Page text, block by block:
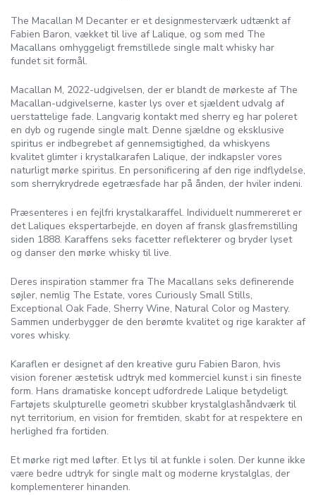
The Macallan M Decanter er et designmesterværk udtænkt af
Fabien Baron, vækket til live af Lalique, og som med The
Macallans omhyggeligt fremstillede single malt whisky har
fundet sit formål.
Macallan M, 2022-udgivelsen, der er blandt de mørkeste af The
Macallan-udgivelserne, kaster lys over et sjældent udvalg af
uerstattelige fade. Langvarig kontakt med sherry eg har poleret
en dyb og rugende single malt. Denne sjældne og eksklusive
spiritus er indbegrebet af gennemsigtighed, da whiskyens
kvalitet glimter i krystalkarafen Lalique, der indkapsler vores
naturligt mørke spiritus. En personificering af den rige indflydelse,
som sherrykrydrede egetræsfade har på ånden, der hviler indeni.
Præsenteres i en fejlfri krystalkaraffel. Individuelt nummereret er
det Laliques ekspertarbejde, en doyen af ​​fransk glasfremstilling
siden 1888. Karaffens seks facetter reflekterer og bryder lyset
og danser den mørke whisky til live.
Deres inspiration stammer fra The Macallans seks definerende
søjler, nemlig The Estate, vores Curiously Small Stills,
Exceptional Oak Fade, Sherry Wine, Natural Color og Mastery.
Sammen underbygger de den berømte kvalitet og rige karakter af
vores whisky.
Karaflen er designet af den kreative guru Fabien Baron, hvis
vision forener æstetisk udtryk med kommerciel kunst i sin fineste
form. Hans dramatiske koncept udfordrede Lalique betydeligt.
Fartøjets skulpturelle geometri skubber krystalglashåndværk til
nyt territorium, en vision for fremtiden, skabt for at respektere en
herlighed fra fortiden.
Et mørke rigt med løfter. Et lys til at funkle i solen. Der kunne ikke
være bedre udtryk for single malt og moderne krystalglas, der
komplementerer hinanden.